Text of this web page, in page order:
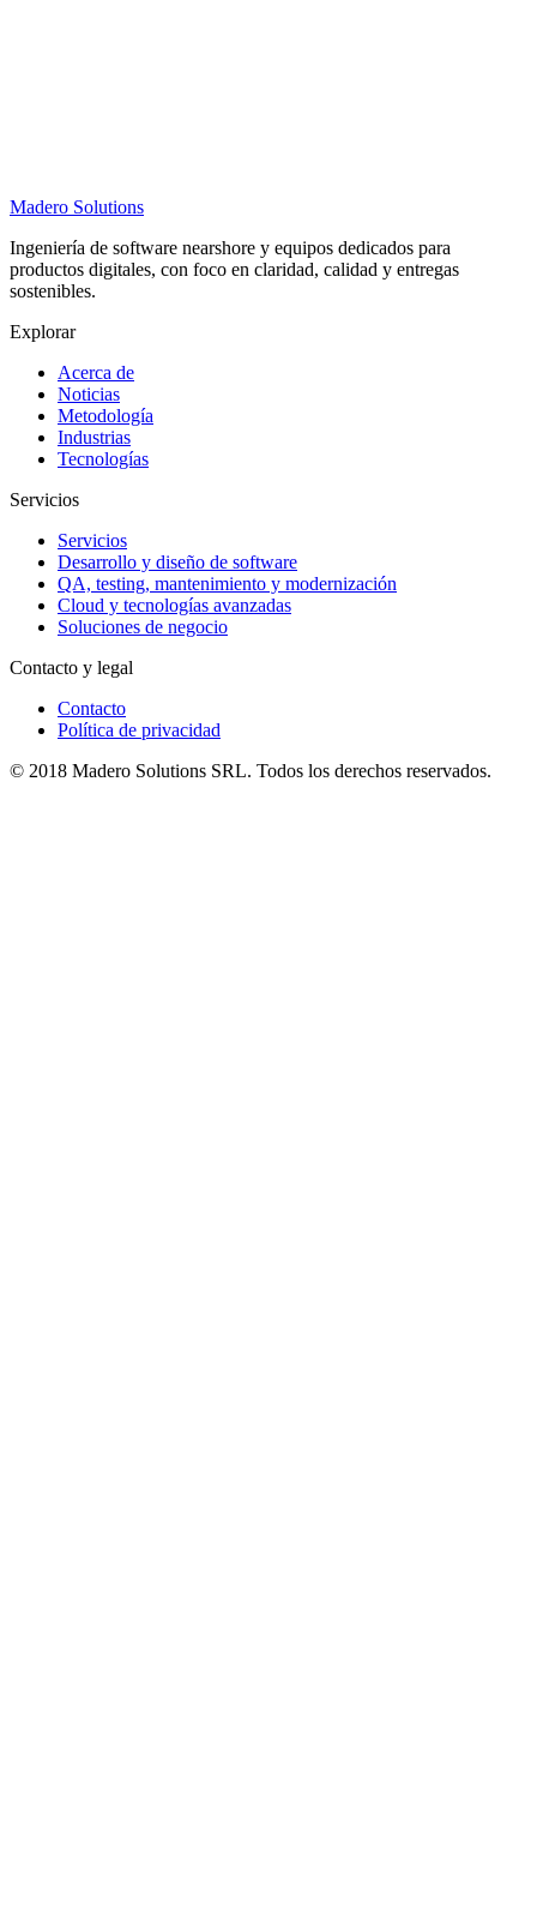
Madero Solutions
Ingeniería de software nearshore y equipos dedicados para
productos digitales, con foco en claridad, calidad y entregas
sostenibles.
Explorar
Acerca de
Noticias
Metodología
Industrias
Tecnologías
Servicios
Servicios
Desarrollo y diseño de software
QA, testing, mantenimiento y modernización
Cloud y tecnologías avanzadas
Soluciones de negocio
Contacto y legal
Contacto
Política de privacidad
© 2018 Madero Solutions SRL. Todos los derechos reservados.